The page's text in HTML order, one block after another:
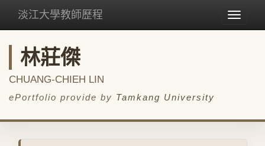
Toggle
淡江大學教師歷程
林莊傑
CHUANG-CHIEH LIN
ePortfolio provide by Tamkang University